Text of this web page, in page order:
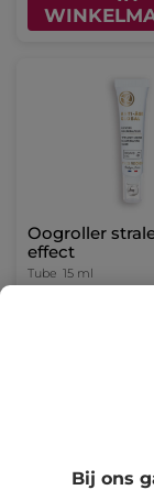
Oogroller
effect
Tube 15 ml
Bij ons